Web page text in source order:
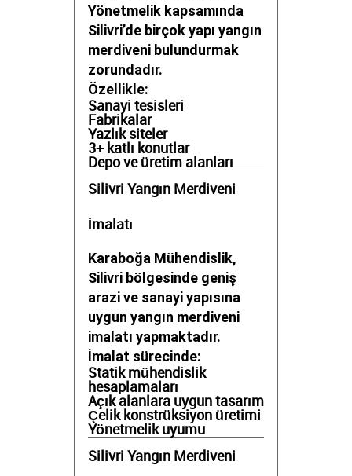
Yönetmelik kapsamında
Silivri’de birçok yapı yangın
merdiveni bulundurmak
zorundadır.
Özellikle:
Sanayi tesisleri
Fabrikalar
Yazlık siteler
3+ katlı konutlar
Depo ve üretim alanları
Silivri Yangın Merdiveni
İmalatı
Karaboğa Mühendislik,
Silivri bölgesinde geniş
arazi ve sanayi yapısına
uygun yangın merdiveni
imalatı yapmaktadır.
İmalat sürecinde:
Statik mühendislik
hesaplamaları
Açık alanlara uygun tasarım
Çelik konstrüksiyon üretimi
Yönetmelik uyumu
Silivri Yangın Merdiveni